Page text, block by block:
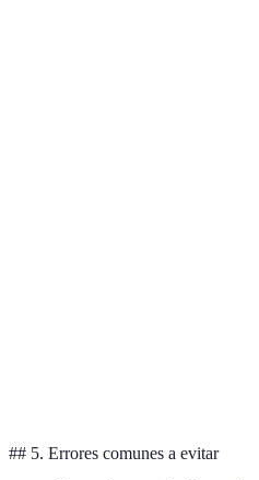
## 5. Errores comunes a evitar